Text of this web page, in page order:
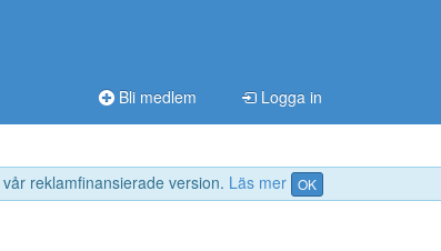
reklamfinansierade version. Läs mer OK
Bli medlem Logga in